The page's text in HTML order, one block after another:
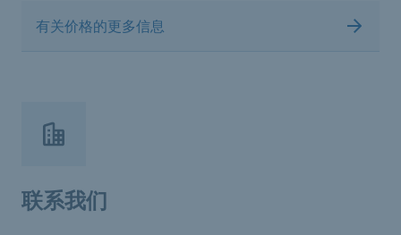
有关价格的更多信息
联系我们